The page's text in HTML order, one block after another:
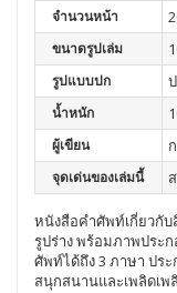
จำนวนหน้า
ขนาดรูปเล่ม
รูปแบบปก
น้ำหนัก
ผู้เขียน
จุดเด่นของเล่มนี้
หนังสือคำศัพท์เกี่ยวกับ
รูปร่าง พร้อมภาพประ
ศัพท์ได้ถึง 3 ภาษา ปร
สนุกสนานและเพลิดเพ